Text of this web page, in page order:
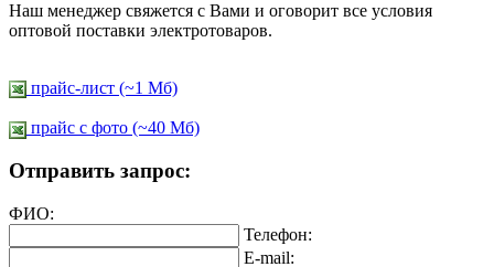
Наш менеджер свяжется с Вами и оговорит все условия
оптовой поставки электротоваров.
прайс-лист (~1 Мб)
прайс c фото (~40 Мб)
Отправить запрос:
ФИО:
Телефон:
E-mail: